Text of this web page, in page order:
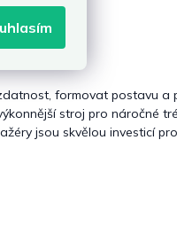
formovat postavu a
stroj pro náročné
jsou skvělou investicí